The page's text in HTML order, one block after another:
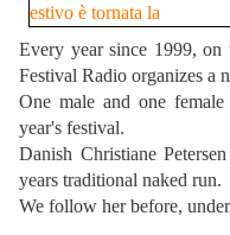
Every year since 1999,
Festival Radio organizes a
One male and one
year's festival.
Danish Christiane
years traditional naked run.
We follow her before,